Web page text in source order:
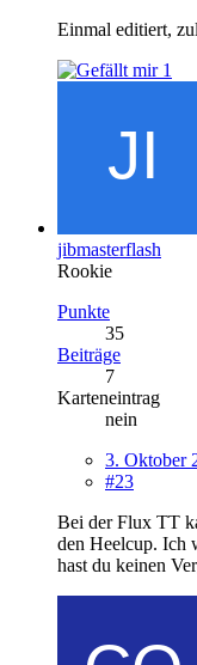
Einmal editiert,
1
jibmasterflash
Rookie
Punkte
35
Beiträge
7
Karteneintrag
nein
3. Oktober
#23
Bei der Flux TT
den Heelcup. Ich
hast du keinen